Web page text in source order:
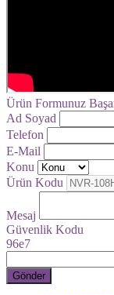
Ürün Formunuz
Ad Soyad
Telefon
E-Mail
Konu
Ürün Kodu
Mesaj
Güvenlik Kodu
96e7
Gönder